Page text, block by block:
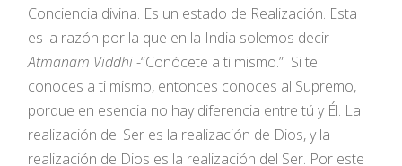
Conciencia divina. Es un estado de Realización. Esta
es la razón por la que en la India solemos decir
Atmanam Viddhi-“Conócete a ti mismo.” Si te
conoces a ti mismo, entonces conoces al Supremo,
porque en esencia no hay diferencia entre tú y Él. La
realización del Ser es la realización de Dios, y la
realización de Dios es la realización del Ser. Por este